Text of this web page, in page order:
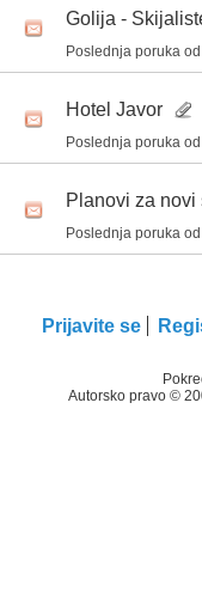
Golija -
Poslednja poruka od
Hotel Javor
Poslednja poruka od
Planovi za novi
Poslednja poruka od
Prijavite se
Autorsko pravo ©